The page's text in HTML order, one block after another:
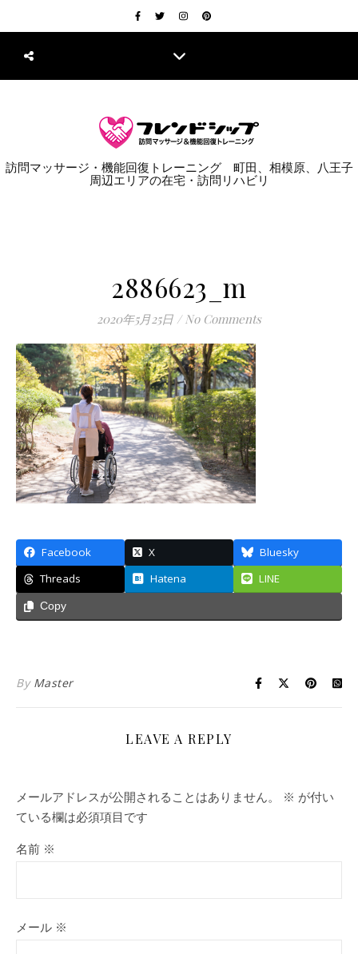
訪問マッサージ・機能回復トレーニング 町田、相模原、八王子
周辺エリアの在宅・訪問リハビリ
2886623_m
2020年5月25日 / No Comments
Facebook X
Bluesky
Threads
Hatena LINE
Copy
By Master
LEAVE A REPLY
メールアドレスが公開されることはありません。 ※ が付い
ている欄は必須項目です
名前 ※
メール ※